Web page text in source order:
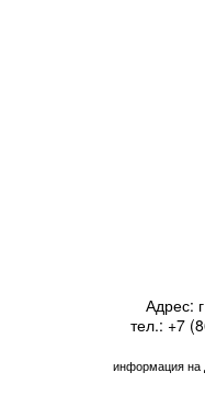
Адрес:
тел.: +7
информация на